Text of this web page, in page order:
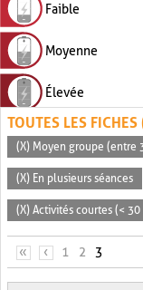
Faible
Moyenne
Élevée
TOUTES LES
(X) Moyen groupe (entre
(X) En plusieurs séances
(X) Activités courtes (<
PAGES
« ‹ 1 2 3